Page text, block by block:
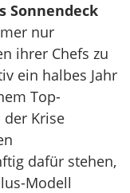
Sonnendeck
nur
ihrer Chefs zu
ein halbes Jahr
Top-
Krise
dafür stehen,
Modell